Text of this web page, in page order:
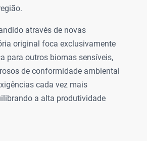
através de novas
original foca exclusivamente
para outros biomas sensíveis,
de conformidade ambiental
cada vez mais
a alta produtividade